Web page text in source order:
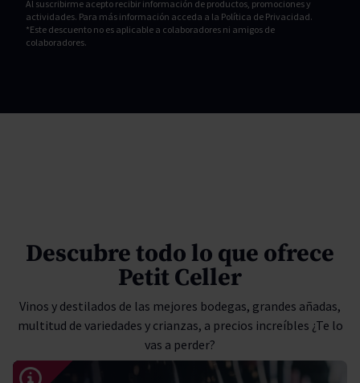
Al suscribirme acepto recibir información de productos, promociones y
actividades. Para más información acceda a la Política de Privacidad.
*Este descuento no es aplicable a colaboradores ni amigos de
colaboradores.
Descubre todo lo que ofrece
Petit Celler
Vinos y destilados de las mejores bodegas, grandes añadas,
multitud de variedades y crianzas, a precios increíbles ¿Te lo
vas a perder?